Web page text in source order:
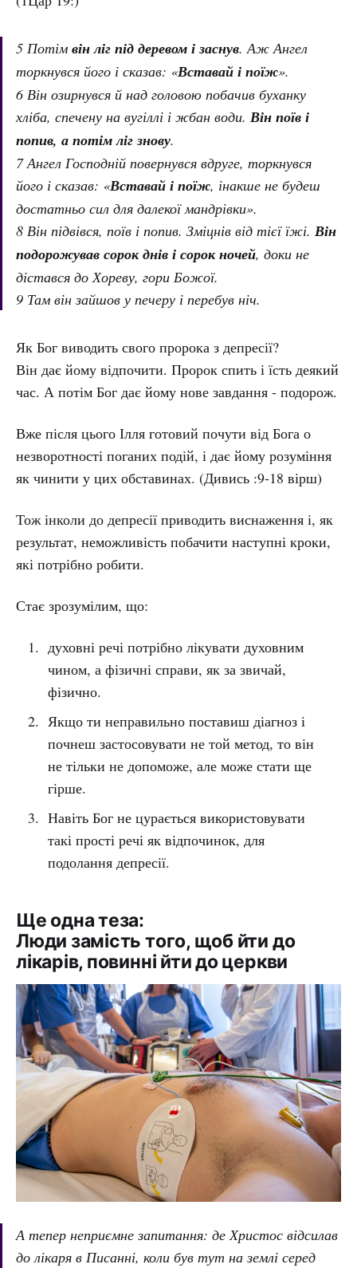
5 Потім він ліг під деревом і заснув. Аж Ангел
торкнувся його і сказав: «Вставай і поїж».
6 Він озирнувся й над головою побачив буханку
хліба, спечену на вугіллі і жбан води. Він поїв і
попив, а потім ліг знову.
7 Ангел Господній повернувся вдруге, торкнувся
його і сказав: «Вставай і поїж, інакше не будеш
достатньо сил для далекої мандрівки».
8 Він підвівся, поїв і попив. Зміцнів від тієї їжі. Він
подорожував сорок днів і сорок ночей, доки не
дістався до Хореву, гори Божої.
9 Там він зайшов у печеру і перебув ніч.
Як Бог виводить свого пророка з депресії?
Він дає йому відпочити. Пророк спить і їсть деякий
час. А потім Бог дає йому нове завдання - подорож.
Вже після цього Ілля готовий почути від Бога о
незворотності поганих подій, і дає йому розуміння
як чинити у цих обставинах. (Дивись :9-18 вірш)
Тож інколи до депресії приводить виснаження і, як
результат, неможливість побачити наступні кроки,
які потрібно робити.
Стає зрозумілим, що:
духовні речі потрібно лікувати духовним
чином, а фізичні справи, як за звичай,
фізично.
Якщо ти неправильно поставиш діагноз і
почнеш застосовувати не той метод, то він
не тільки не допоможе, але може стати ще
гірше.
Навіть Бог не цурається використовувати
такі прості речі як відпочинок, для
подолання депресії.
Ще одна теза:
Люди замість того, щоб йти до
лікарів, повинні йти до церкви
А тепер неприємне запитання: де Христос відсилав
до лікаря в Писанні, коли був тут на землі серед